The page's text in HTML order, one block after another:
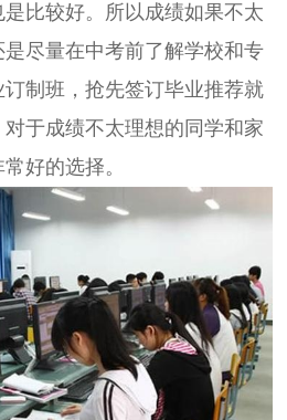
比较好。所以成绩如果不太
尽量在中考前了解学校和专
制班，抢先签订毕业推荐就
于成绩不太理想的同学和家
好的选择。